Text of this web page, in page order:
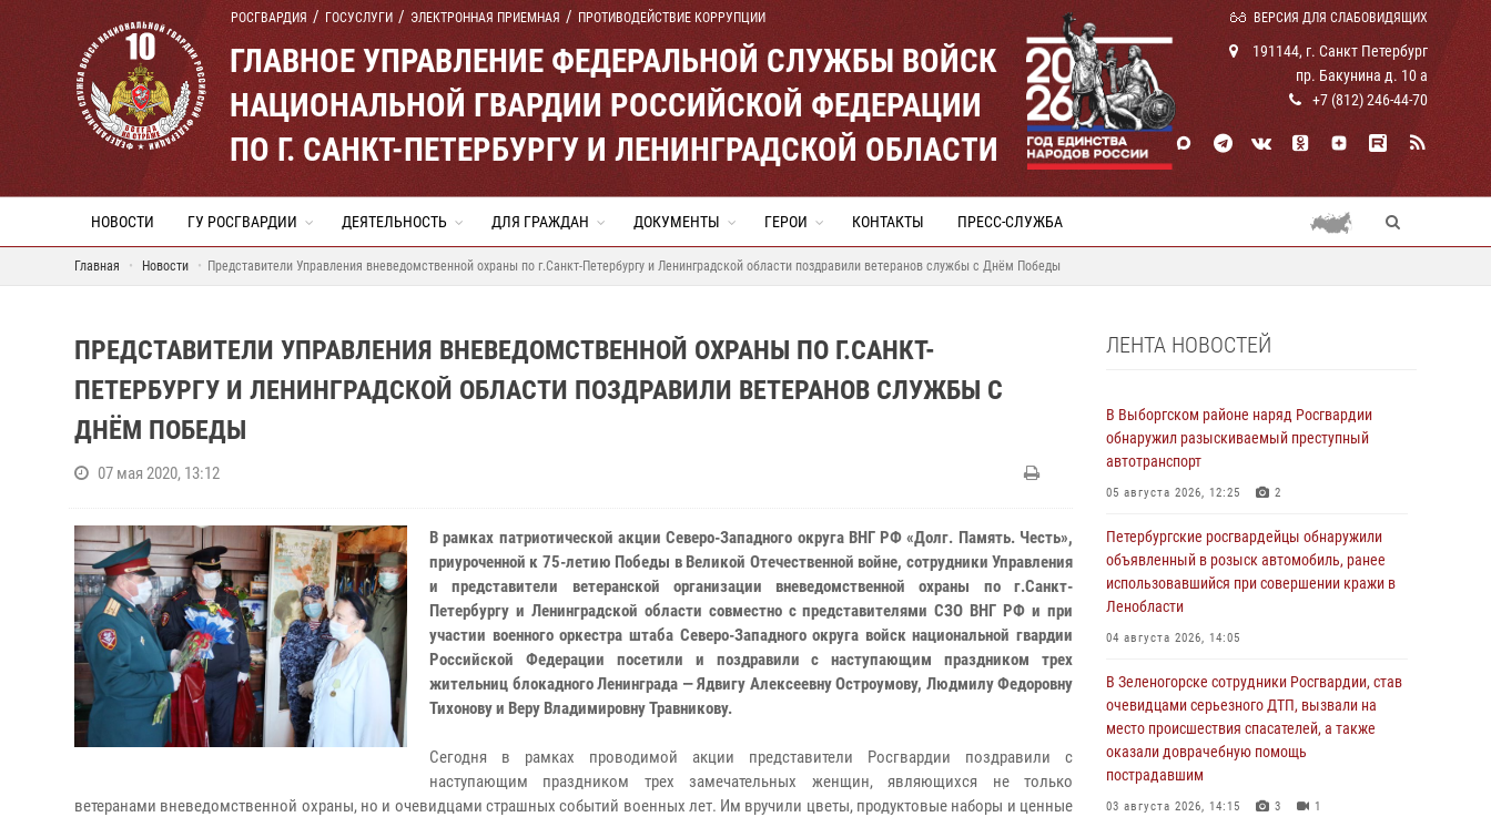
РОСГВАРДИЯ ГОСУСЛУГИ ЭЛЕКТРОННАЯ ПРИЕМНАЯ ПРОТИВОДЕЙСТВИЕ КОРРУПЦИИ ВЕРСИЯ ДЛЯ СЛАБОВИДЯЩИХ
ГЛАВНОЕ УПРАВЛЕНИЕ ФЕДЕРАЛЬНОЙ СЛУЖБЫ ВОЙСК
НАЦИОНАЛЬНОЙ ГВАРДИИ РОССИЙСКОЙ ФЕДЕРАЦИИ
ПО Г. САНКТ-ПЕТЕРБУРГУ И ЛЕНИНГРАДСКОЙ ОБЛАСТИ
191144, г. Санкт Петербург
пр. Бакунина д. 10 а
+7 (812) 246-44-70
НОВОСТИ ГУ РОСГВАРДИИ ДЕЯТЕЛЬНОСТЬ ДЛЯ ГРАЖДАН ДОКУМЕНТЫ ГЕРОИ КОНТАКТЫ ПРЕСС-СЛУЖБА
Главная Новости Представители Управления вневедомственной охраны по г.Санкт-Петербургу и Ленинградской области поздравили ветеранов службы с Днём Победы
ПРЕДСТАВИТЕЛИ УПРАВЛЕНИЯ ВНЕВЕДОМСТВЕННОЙ ОХРАНЫ ПО Г.САНКТ-
ПЕТЕРБУРГУ И ЛЕНИНГРАДСКОЙ ОБЛАСТИ ПОЗДРАВИЛИ ВЕТЕРАНОВ СЛУЖБЫ С
ДНЁМ ПОБЕДЫ
07 мая 2020, 13:12
В рамках патриотической акции Северо-Западного округа ВНГ РФ «Долг. Память. Честь»,
приуроченной к 75-летию Победы в Великой Отечественной войне, сотрудники Управления
и представители ветеранской организации вневедомственной охраны по г.Санкт-
Петербургу и Ленинградской области совместно с представителями СЗО ВНГ РФ и при
участии военного оркестра штаба Северо-Западного округа войск национальной гвардии
Российской Федерации посетили и поздравили с наступающим праздником трех
жительниц блокадного Ленинграда — Ядвигу Алексеевну Остроумову, Людмилу Федоровну
Тихонову и Веру Владимировну Травникову.
Сегодня в рамках проводимой акции представители Росгвардии поздравили с
наступающим праздником трех замечательных женщин, являющихся не только
ветеранами вневедомственной охраны, но и очевидцами страшных событий военных лет. Им вручили цветы, продуктовые наборы и ценные
ЛЕНТА НОВОСТЕЙ
В Выборгском районе наряд Росгвардии
обнаружил разыскиваемый преступный
автотранспорт
05 августа 2026, 12:25 2
Петербургские росгвардейцы обнаружили
объявленный в розыск автомобиль, ранее
использовавшийся при совершении кражи в
Ленобласти
04 августа 2026, 14:05
В Зеленогорске сотрудники Росгвардии, став
очевидцами серьезного ДТП, вызвали на
место происшествия спасателей, а также
оказали доврачебную помощь
пострадавшим
03 августа 2026, 14:15 3 1